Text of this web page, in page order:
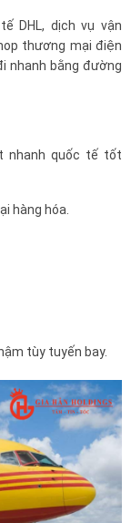
DHL, dịch vụ vận
thương mại điện
nhanh bằng đường
nhanh quốc tế tốt
hàng hóa.
tùy tuyến bay.